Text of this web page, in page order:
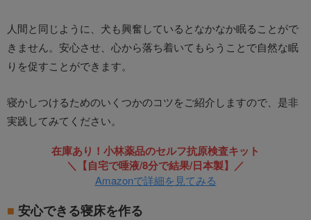
人間と同じように、犬も興奮しているとなかなか眠ることがで
きません。安心させ、心から落ち着いてもらうことで自然な眠
りを促すことができます。
寝かしつけるためのいくつかのコツをご紹介しますので、是非
実践してみてください。
在庫あり！小林薬品のセルフ抗原検査キット
＼【自宅で唾液/8分で結果/日本製】／
Amazonで詳細を見てみる
安心できる寝床を作る